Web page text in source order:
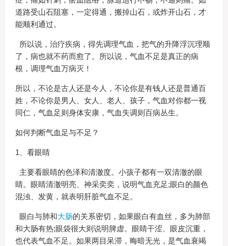
道路受山石阻塞，一定得通，搬掉山石，或炸开山石，才
能顺利通过。
所以说，治疗疾病，得先调理气血，把气的升降浮沉理顺
了，病也就不药而愈了。所以说，气血不足是真正的病
根，调理气血万病灭！
所以，不论是古人还是今人，不论你是有钱人还是普通百
姓，不论你是男人、女人、老人、孩子，气血对你都一视
同仁，气血足则身体安康，气血失调则百病丛生。
如何判断气血足与不足？
1、看眼睛
主要看眼睛的色泽和清澈度。小孩子都有一双清澈的眼
睛。眼睛清澈明亮、神采奕奕，说明气血充足;眼白的颜色
混浊、发黄，就表明肝脏气血不足。
眼白与肺和大肠的关系密切，如果眼白有血丝，多为肺部
和大肠有热;眼袋很大则说明脾虚。眼睛干涩、眼皮沉重，
也代表气血不足。如果两目呆滞，晦暗无光，是气血衰竭